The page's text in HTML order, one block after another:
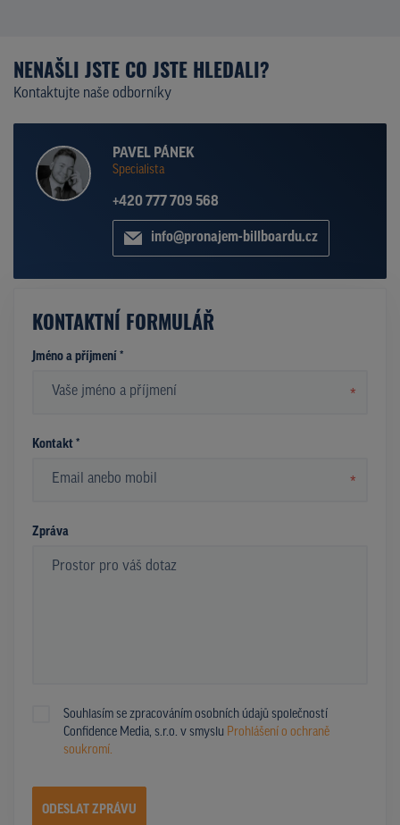
NENAŠLI JSTE CO JSTE HLEDALI?
Kontaktujte naše odborníky
PAVEL PÁNEK
Specialista
+420 777 709 568
info@pronajem-billboardu.cz
KONTAKTNÍ FORMULÁŘ
Jméno a příjmení *
*
Kontakt *
*
Zpráva
Souhlasím se zpracováním osobních údajů společností
Confidence Media, s.r.o. v smyslu Prohlášení o ochraně
soukromí.
ODESLAT ZPRÁVU